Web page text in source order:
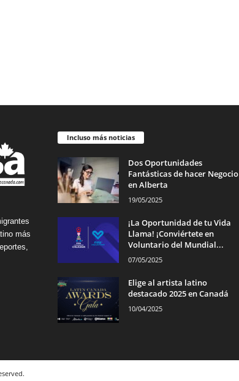
más
Incluso más noticias
Dos Oportunidades
Fantásticas de hacer Negocio
en Alberta
19/05/2025
¡La Oportunidad de tu Vida
Llama! ¡Conviértete en
Voluntario del Mundial...
07/05/2025
Elige al artista latino
destacado 2025 en Canadá
10/04/2025